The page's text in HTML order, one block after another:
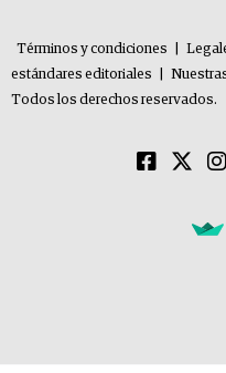
Términos y condiciones
estándares editoriales
Todos los derechos reservados.